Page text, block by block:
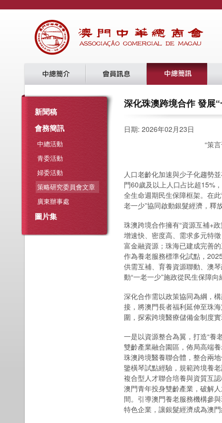
新聞稿
會務簡訊
中總活動
青委活動
婦委活動
策略研究委員會文章
廣東辦事處
圖片集
深化珠澳跨境合作 發展
日期: 2026年02月23日
“策
人口老齡化加速與少子化趨勢
門60歲及以上人口占比超15%
全生命週期民生保障框架。在
老一少”協同啟動銀髮經濟，釋
珠澳跨境合作擁有“資源互補+
增速快、密度高、需求多元特
富金融資源；珠海已建成完善
作為養老服務標準化試點，
供需互補、育養資源聯動、澳
動“一老一少”施政從民生保障
深化合作需以政策協同為綱，
接，將澳門長者福利延伸至珠
圍，探索跨境醫療儲備金制度
一是以資源整合為翼，打造“養
雙齡產業融合園區，佈局高端
珠澳跨境醫養聯合體，整合兩
鑒橫琴試點經驗，規範跨境養
複合型人才聯合培養與資質互
澳門青年投身雙齡產業，破解
間。引導澳門養老服務機構參
特色企業，讓銀髮經濟成為澳